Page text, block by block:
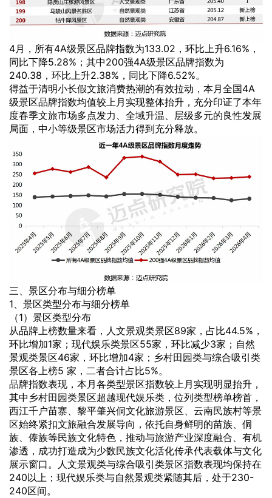
4月，所有4A级景区品牌指数为133.02，环比上升6.16%，
同比下降5.28%；其中200强4A级景区品牌指数为
240.38，环比上升2.38%，同比下降6.52%。
得益于清明小长假文旅消费热潮的有效拉动，本月全国4A
级景区品牌指数均值较上月实现整体抬升，充分印证了本年
度春季文旅市场多点发力、全域升温、层级多元的良性发展
局面，中小等级景区市场活力得到充分释放。
三、景区分布与细分榜单
1、景区类型分布与细分榜单
（1）景区类型分布
从品牌上榜数量来看，人文景观类景区89家，占比44.5%，
环比增加1家；现代娱乐类景区55家，环比减少3家；自然
景观类景区46家，环比增加4家；乡村田园类与综合吸引类
景区各上榜5 家，二者合计占比5%。
品牌指数表现，本月各类型景区指数较上月实现明显抬升，
其中乡村田园类景区超越现代娱乐类，位列类型榜单榜首，
西江千户苗寨、黎平肇兴侗文化旅游景区、云南民族村等景
区始终紧扣文旅融合发展导向，依托自身鲜明的苗族、侗
族、傣族等民族文化特色，推动与旅游产业深度融合、有机
渗透，成功打造成为少数民族文化活化传承代表载体与文化
展示窗口。人文景观类与综合吸引类景区指数表现均保持在
240以上；现代娱乐类与自然景观类紧随其后，处于230-
240区间。